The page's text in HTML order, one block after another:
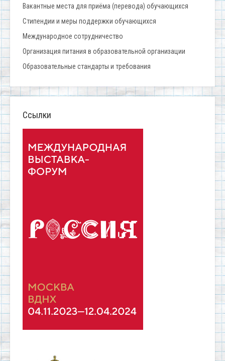
Вакантные места для приёма (перевода) обучающихся
Стипендии и меры поддержки обучающихся
Международное сотрудничество
Организация питания в образовательной организации
Образовательные стандарты и требования
Ссылки